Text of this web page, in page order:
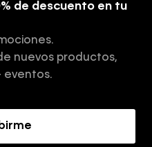
de descuento en tu
nuevos productos,
eventos.